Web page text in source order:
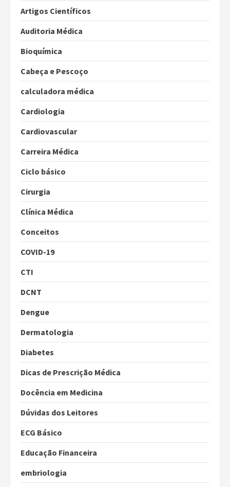
Artigos Científicos
Auditoria Médica
Bioquímica
Cabeça e Pescoço
calculadora médica
Cardiologia
Cardiovascular
Carreira Médica
Ciclo básico
Cirurgia
Clínica Médica
Conceitos
COVID-19
CTI
DCNT
Dengue
Dermatologia
Diabetes
Dicas de Prescrição Médica
Docência em Medicina
Dúvidas dos Leitores
ECG Básico
Educação Financeira
embriologia